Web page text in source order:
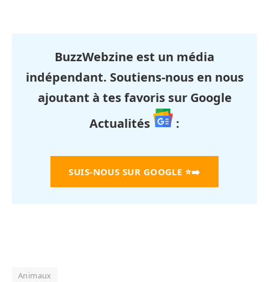
BuzzWebzine est un média
indépendant. Soutiens-nous en nous
ajoutant à tes favoris sur Google
Actualités
:
SUIS-NOUS SUR GOOGLE ⭐➡️
Animaux